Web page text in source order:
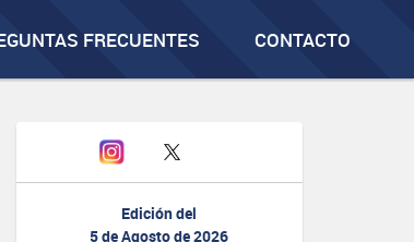
FRECUENTES CONTACTO
Edición del
5 de Agosto de 2026